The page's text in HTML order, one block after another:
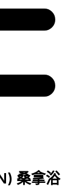
桑拿浴